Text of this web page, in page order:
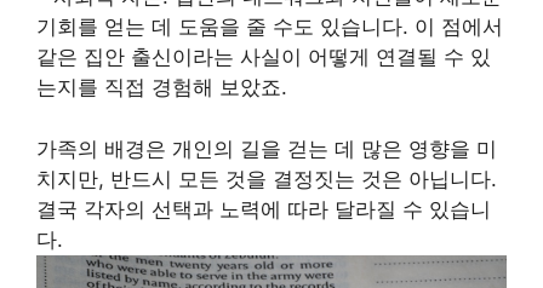
기회를 얻는 데 도움을 줄 수도 있습니다. 이 점에서
같은 집안 출신이라는 사실이 어떻게 연결될 수 있
는지를 직접 경험해 보았죠.
가족의 배경은 개인의 길을 걷는 데 많은 영향을 미
치지만, 반드시 모든 것을 결정짓는 것은 아닙니다.
결국 각자의 선택과 노력에 따라 달라질 수 있습니
다.